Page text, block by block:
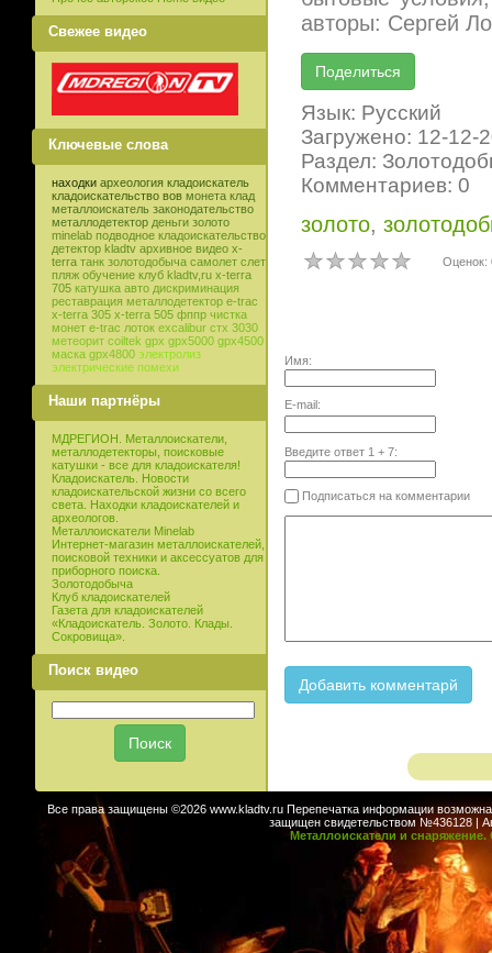
Свежее видео
Ключевые слова
находки археология кладоискатель
кладоискательство вов монета клад
металлоискатель законодательство
металлодетектор деньги золото
minelab подводное кладоискательство
детектор kladtv архивное видео x-
terra танк золотодобыча самолет слет
пляж обучение клуб kladtv,ru x-terra
705 катушка авто дискриминация
реставрация металлодетектор e-trac
x-terra 305 x-terra 505 фппр чистка
монет e-trac лоток excalibur стх 3030
метеорит coiltek gpx gpx5000 gpx4500
маска gpx4800 электролиз
электрические помехи
Наши партнёры
МДРЕГИОН. Металлоискатели,
металлодетекторы, поисковые
катушки - все для кладоискателя!
Кладоискатель. Новости
кладоискательской жизни со всего
света. Находки кладоискателей и
археологов.
Металлоискатели Minelab
Интернет-магазин металлоискателей,
поисковой техники и аксессуатов для
приборного поиска.
Золотодобыча
Клуб кладоискателей
Газета для кладоискателей
«Кладоискатель. Золото. Клады.
Сокровища».
Поиск видео
авторы: Сергей
Язык: Русский
Загружено: 12-12-
Раздел:
Комментариев: 0
золото,
Оценок:
Имя:
E-mail:
Введите ответ 1 + 7:
Подписаться на комментарии
Все права защищены ©2026 www.kladtv.ru Перепечатка информации возможна
защищен свидетельством №436128 |
Металлоискатели и